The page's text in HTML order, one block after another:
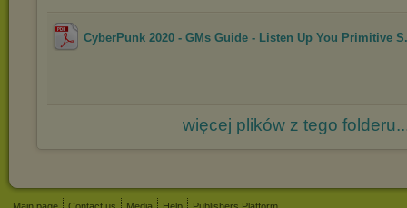
CyberPunk 2020 - GMs Guide - Listen Up You Primitive
więcej plików z tego